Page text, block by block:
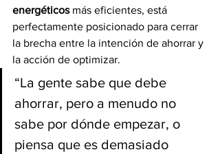
energéticos más eficientes, está
perfectamente posicionado para cerrar
la brecha entre la intención de ahorrar y
la acción de optimizar.
“La gente sabe que debe
ahorrar, pero a menudo no
sabe por dónde empezar, o
piensa que es demasiado